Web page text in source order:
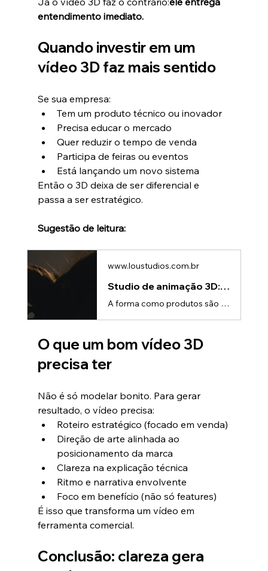
entendimento imediato.
Quando investir em um
vídeo 3D faz mais sentido
Se sua empresa:
Tem um produto técnico ou inovador
Precisa educar o mercado
Quer reduzir o tempo de venda
Participa de feiras ou eventos
Está lançando um novo sistema
Então o 3D deixa de ser diferencial e
passa a ser estratégico.
Sugestão de leitura:
www.loustudios.com.br
Studio de animação 3D: vídeos e realidade aumentada para produtos
A forma como produtos são apresentados está mudando rapidamente.Se antes fotos e vídeos tradicionais eram suficientes, hoje eles já não conseguem transmitir toda a complexidade e valor de produtos tecnológicos.É nesse cenário que um Studio de animação 3D ganha protagonismo — principalmente quando combinado com realidade aumentada.O novo comportamento do consumidorO consumidor atual: • Quer entender rapidamente • Prefere experiências visuais • Busca interatividade • Evita esforço na decisãoIsso c
O que um bom vídeo 3D
precisa ter
Não é só modelar bonito. Para gerar
resultado, o vídeo precisa:
Roteiro estratégico (focado em venda)
Direção de arte alinhada ao
posicionamento da marca
Clareza na explicação técnica
Ritmo e narrativa envolvente
Foco em benefício (não só features)
É isso que transforma um vídeo em
ferramenta comercial.
Conclusão: clareza gera